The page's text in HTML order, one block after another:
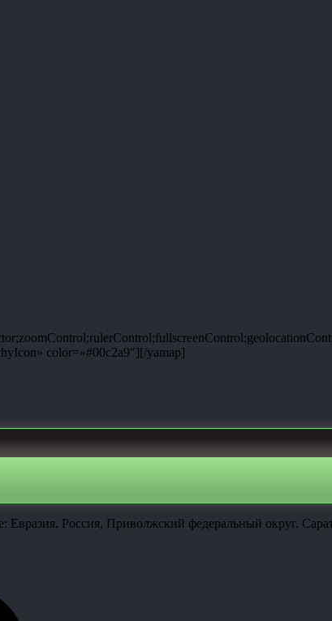
color=»#00c2a9″][/yamap]
Россия, Приволжский федеральный округ,